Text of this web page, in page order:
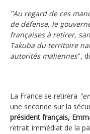
"Au regard de ces
de défense, le
françaises à retirer,
Takuba du territoire
autorités maliennes",
La France se retirera
une seconde sur la
président français,
retrait immédiat de la